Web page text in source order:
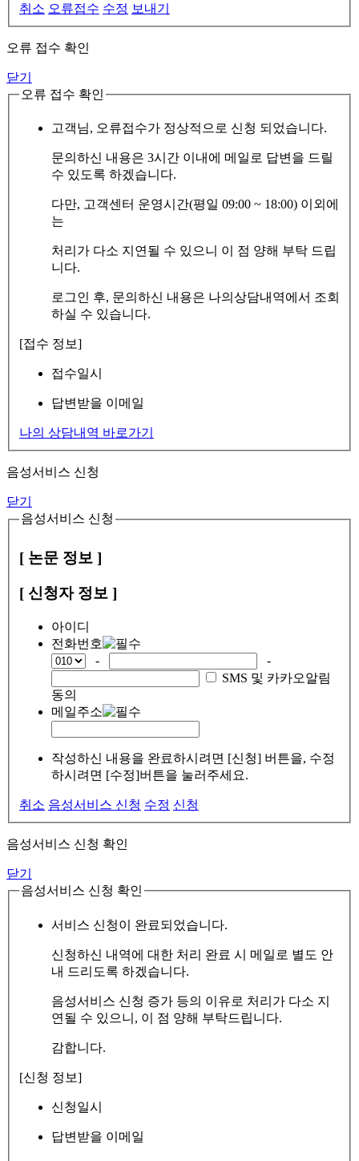
취소 오류접수 수정 보내기
오류 접수 확인
닫기
오류 접수 확인
고객님, 오류접수가 정상적으로 신청 되었습니다.
문의하신 내용은 3시간 이내에 메일로 답변을 드릴
수 있도록 하겠습니다.
다만, 고객센터 운영시간(평일 09:00 ~ 18:00) 이외에
는
처리가 다소 지연될 수 있으니 이 점 양해 부탁 드립
니다.
로그인 후, 문의하신 내용은 나의상담내역에서 조회
하실 수 있습니다.
[접수 정보]
접수일시
답변받을 이메일
나의 상담내역 바로가기
음성서비스 신청
닫기
음성서비스 신청
[ 논문 정보 ]
[ 신청자 정보 ]
아이디
전화번호
-
-
SMS 및 카카오알림
동의
메일주소
작성하신 내용을 완료하시려면 [신청] 버튼을, 수정
하시려면 [수정]버튼을 눌러주세요.
취소 음성서비스 신청 수정 신청
음성서비스 신청 확인
닫기
음성서비스 신청 확인
서비스 신청이 완료되었습니다.
신청하신 내역에 대한 처리 완료 시 메일로 별도 안
내 드리도록 하겠습니다.
음성서비스 신청 증가 등의 이유로 처리가 다소 지
연될 수 있으니, 이 점 양해 부탁드립니다.
감합니다.
[신청 정보]
신청일시
답변받을 이메일